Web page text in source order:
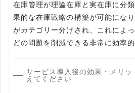
在庫管理が理論在庫と実在庫に分
果的な在庫戦略の構築が可能にな
がカテゴリー分けされ、これによ
どの問題を削減できる非常に効率
サービス導入後の効果・メリ
えてください